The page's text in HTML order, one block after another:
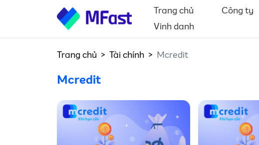
Trang chủ Công ty
Vinh danh
Trang chủ Tài chính Mcredit
Mcredit